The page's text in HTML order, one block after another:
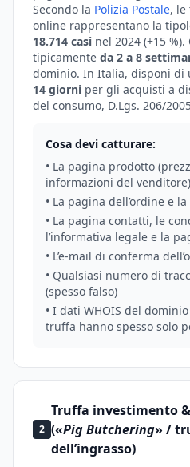
Secondo la Polizia Postale,
online rappresentano la
18.714 casi nel 2024 (+15
tipicamente da 2 a 8
dominio. In Italia, disponi di
14 giorni per gli acquisti a
del consumo, D.Lgs. 206/
Cosa devi catturare:
• La pagina prodotto
informazioni del venditore)
• La pagina dell’ordine e
• La pagina contatti, le
l’informativa legale e la
• L’e-mail di conferma
• Qualsiasi numero di
(spesso falso)
• I dati WHOIS del
truffa hanno spesso solo
2
Truffa investimento
(«Pig Butchering» /
dell’ingrasso)